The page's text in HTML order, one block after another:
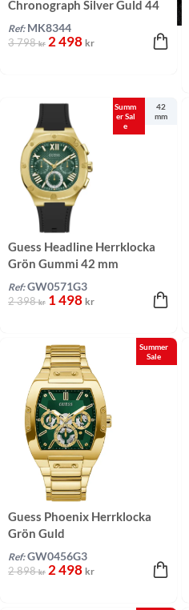
Chronograph Silver Guld 44
mm
Ref: MK8344
3 798kr 2 498 kr
Summ
er Sal
e
42
mm
Guess Headline Herrklocka
Grön Gummi 42 mm
Ref: GW0571G3
2 398kr 1 498 kr
Summer
Sale
Guess Phoenix Herrklocka
Grön Guld
Ref: GW0456G3
2 898kr 2 498 kr